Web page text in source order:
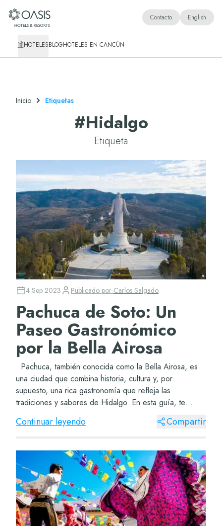
Oasis Hotels & Resorts Contacto English
HOTELESBLOGHOTELES EN CANCÚN
Inicio Etiquetas
#Hidalgo
Etiqueta
4 Sep 2023 Publicado por Carlos Salgado
Pachuca de Soto: Un
Paseo Gastronómico
por la Bella Airosa
Pachuca, también conocida como la Bella Airosa, es
una ciudad que combina historia, cultura y, por
supuesto, una rica gastronomía que refleja las
tradiciones y sabores de Hidalgo. En esta guía, te
invitamos a un recorrido culinario por Pachuca...
Continuar leyendo Compartir